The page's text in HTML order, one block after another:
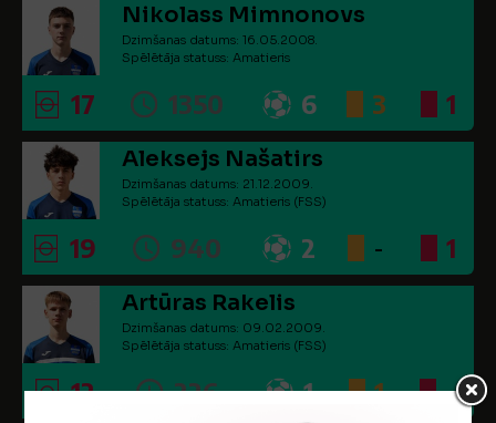
Nikolass Mimnonovs
Dzimšanas datums: 16.05.2008.
Spēlētāja statuss: Amatieris
17 1350 6 3 1
Aleksejs Našatirs
Dzimšanas datums: 21.12.2009.
Spēlētāja statuss: Amatieris (FSS)
19 940 2 - 1
Artūras Rakelis
Dzimšanas datums: 09.02.2009.
Spēlētāja statuss: Amatieris (FSS)
12 226 1 1 -